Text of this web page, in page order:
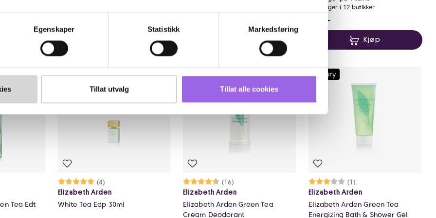
Egenskaper Statistikk Markedsføring
Tillat utvalg Tillat alle cookies
På lager i 12 butikker
240,-240 NOK
Kjøp
Tea Edt
Luxury
Karakter:
(4)
5.0 av 5 mulige
Elizabeth Arden
White Tea Edp 30ml
Luxury
Karakter:
(16)
4.9 av 5 mulige
Elizabeth Arden
Elizabeth Arden Green Tea
Cream Deodorant
Luxury
Karakter:
(1)
3.0 av 5 mulige
Elizabeth Arden
Elizabeth Arden Green Tea
Energizing Bath & Shower Gel